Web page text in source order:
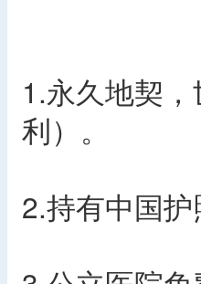
1.永久地契
利）。
2.持有中国